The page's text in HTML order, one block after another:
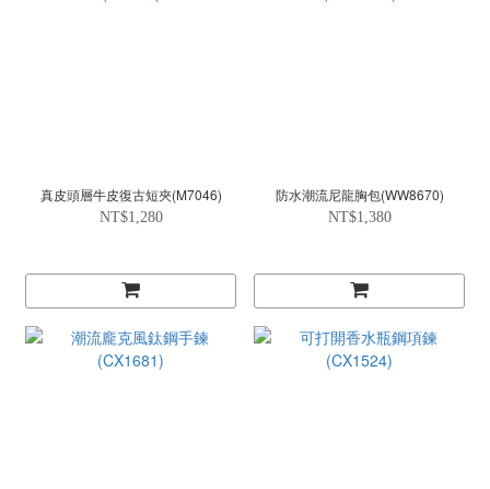
真皮頭層牛皮復古短夾(M7046)
NT$1,280
防水潮流尼龍胸包(WW8670)
NT$1,380